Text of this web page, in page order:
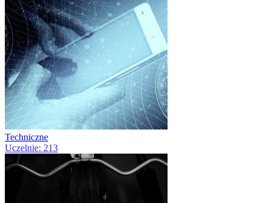
Techniczne
Uczelnie: 213